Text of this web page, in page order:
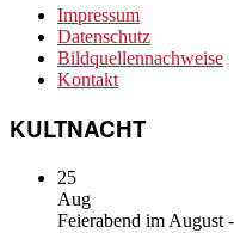
Impressum
Datenschutz
Bildquellennachweise
Kontakt
KULTNACHT
25
Aug
Feierabend im August